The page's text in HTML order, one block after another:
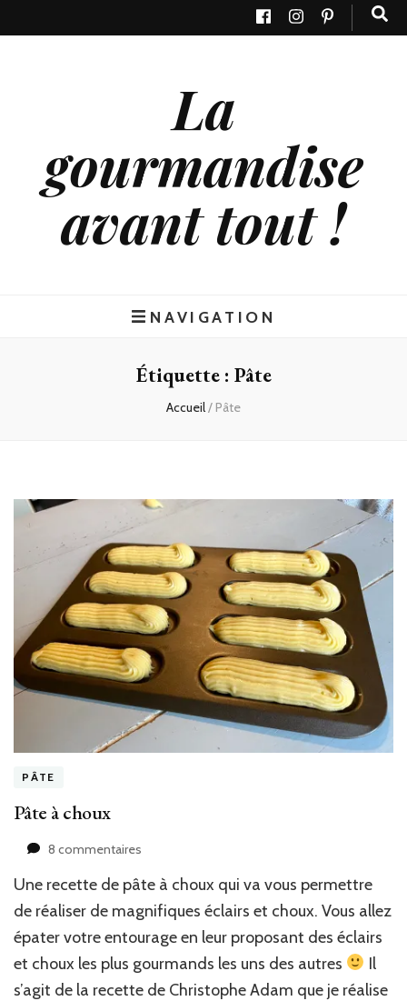
La
gourmandise
avant tout !
NAVIGATION
Étiquette : Pâte
Accueil/ Pâte
PÂTE
Pâte à choux
8 commentaires
à
choux
Une recette de pâte à choux qui va vous permettre
de réaliser de magnifiques éclairs et choux. Vous allez
épater votre entourage en leur proposant des éclairs
et choux les plus gourmands les uns des autres
Il
s’agit de la recette de Christophe Adam que je réalise